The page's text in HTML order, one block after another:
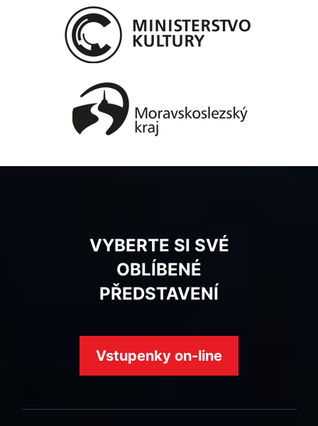
VYBERTE SI SVÉ
OBLÍBENÉ
PŘEDSTAVENÍ
Vstupenky on-line